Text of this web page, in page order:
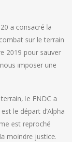
a consacré la
sur le terrain
2019 pour sauver
imposer une
le FNDC a
le départ d’Alpha
est reproché
moindre justice.